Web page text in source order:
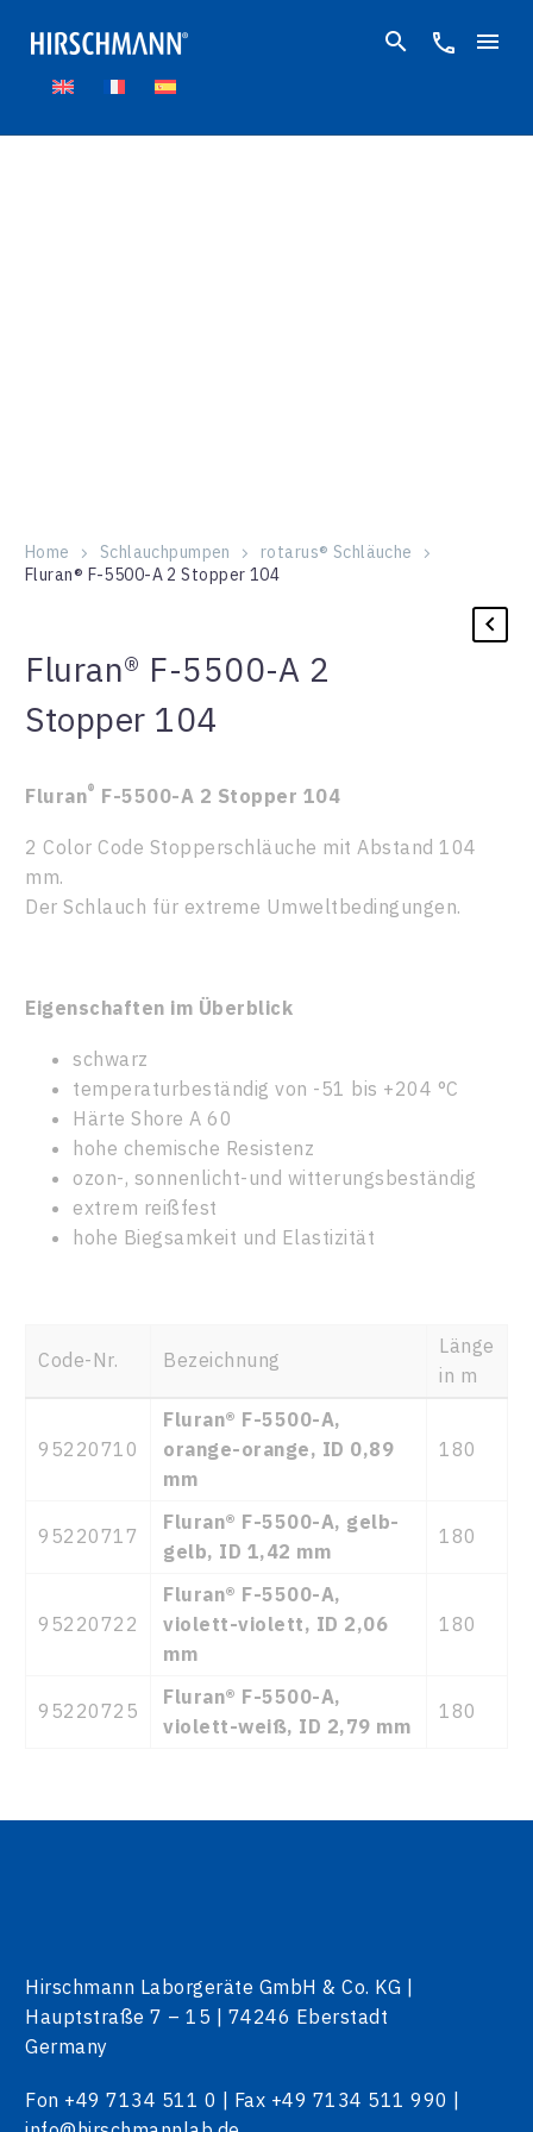
Home Schlauchpumpen
rotarus® Schläuche
Fluran® F-5500-A 2 Stopper 104
Fluran® F-5500-A 2
Stopper 104
Fluran® F-5500-A 2 Stopper 104
2 Color Code Stopperschläuche mit Abstand 104
mm.
Der Schlauch für extreme Umweltbedingungen.
Eigenschaften im Überblick
schwarz
temperaturbeständig von -51 bis +204 °C
Härte Shore A 60
hohe chemische Resistenz
ozon-, sonnenlicht-und witterungsbeständig
extrem reißfest
hohe Biegsamkeit und Elastizität
Code-Nr. Bezeichnung
Länge
in m
95220710
Fluran® F-5500-A,
orange-orange, ID 0,89
mm
180
95220717
Fluran® F-5500-A, gelb-
gelb, ID 1,42 mm
180
95220722
Fluran® F-5500-A,
violett-violett, ID 2,06
mm
180
95220725
Fluran® F-5500-A,
violett-weiß, ID 2,79 mm
180
Hirschmann Laborgeräte GmbH & Co. KG |
Hauptstraße 7 – 15 | 74246 Eberstadt
Germany
Fon +49 7134 511 0 | Fax +49 7134 511 990 |